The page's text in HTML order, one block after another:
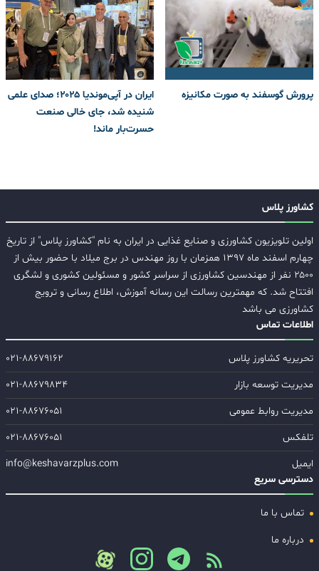
پرورش گوسفند به صورت مکانیزه
ایران در آپی‌موندیا ۲۰۲۵؛ صدای علمی
شنیده شد، جای خالی صنعت
حسرت‌بار ماند!
کشاورز پلاس
اولین تلویزیون کشاورزی و صنایع غذایی در ایران به نام "کشاورز پلاس" از تاریخ
چهارم اسفند ماه ۱۳۹۷ همزمان با روز مهندس در برج میلاد با حضور بیش از
۲۵۰۰ نفر از مهندسین کشاورزی از سراسر کشور و مسئولین کشوری و لشگری
افتتاح شد. که مهمترین رسالت این رسانه آموزش، اطلاع رسانی و ترویج
کشاورزی می باشد
اطلاعات تماس
تحریریه کشاورز پلاس
۰۲۱-۸۸۶۷۹۱۶۲
مدیریت توسعه بازار
۰۲۱-۸۸۶۷۹۸۳۴
مدیریت روابط عمومی
۰۲۱-۸۸۶۷۶۰۵۱
تلفکس
۰۲۱-۸۸۶۷۶۰۵۱
ایمیل
info@keshavarzplus.com
دسترسی سریع
تماس با ما
درباره ما